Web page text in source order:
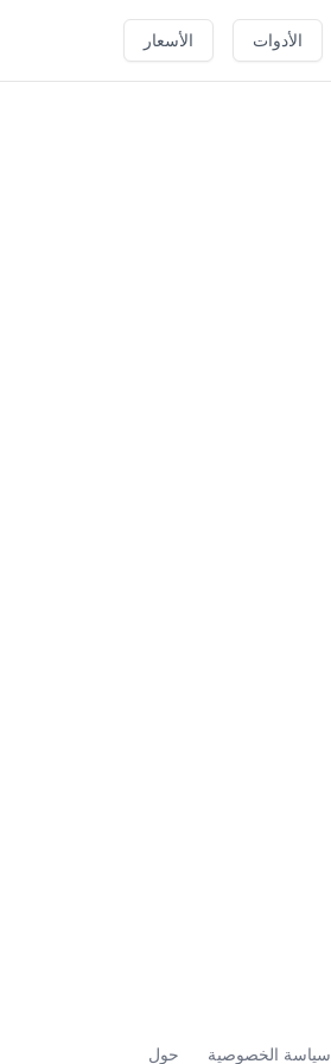
الأسعار الأدوات
حول سياسة الخصوصية